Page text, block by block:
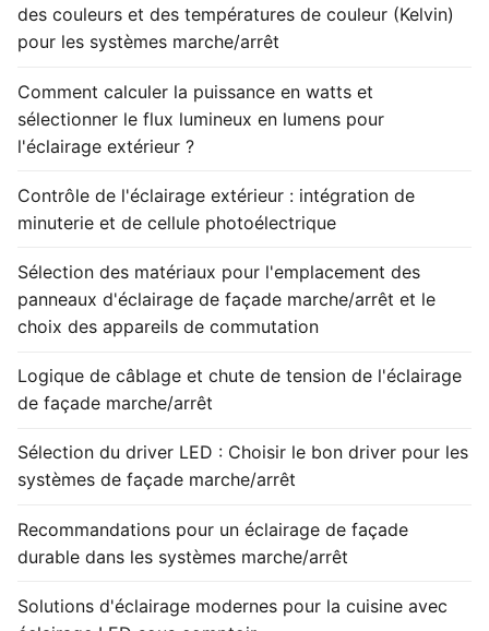
des couleurs et des températures de couleur (Kelvin)
pour les systèmes marche/arrêt
Comment calculer la puissance en watts et
sélectionner le flux lumineux en lumens pour
l'éclairage extérieur ?
Contrôle de l'éclairage extérieur : intégration de
minuterie et de cellule photoélectrique
Sélection des matériaux pour l'emplacement des
panneaux d'éclairage de façade marche/arrêt et le
choix des appareils de commutation
Logique de câblage et chute de tension de l'éclairage
de façade marche/arrêt
Sélection du driver LED : Choisir le bon driver pour les
systèmes de façade marche/arrêt
Recommandations pour un éclairage de façade
durable dans les systèmes marche/arrêt
Solutions d'éclairage modernes pour la cuisine avec